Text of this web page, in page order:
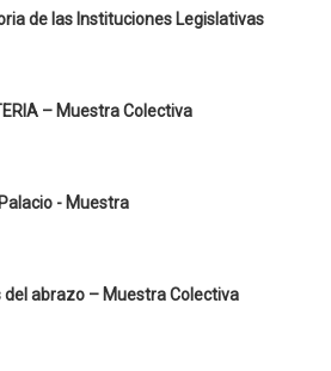
de las Instituciones Legislativas
– Muestra Colectiva
- Muestra
abrazo – Muestra Colectiva